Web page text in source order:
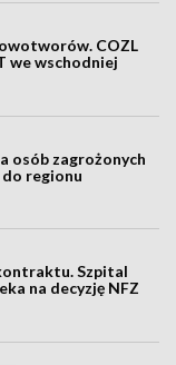
COZL
we wschodniej
osób zagrożonych
do regionu
Szpital
na decyzję NFZ